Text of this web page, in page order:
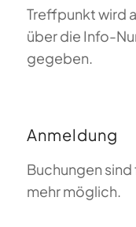
Treffpunkt wird
über die Info-
gegeben.
Anmeldung
Buchungen
mehr möglich.